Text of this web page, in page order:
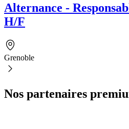
Alternance -
H/F
Grenoble
Nos partenaires